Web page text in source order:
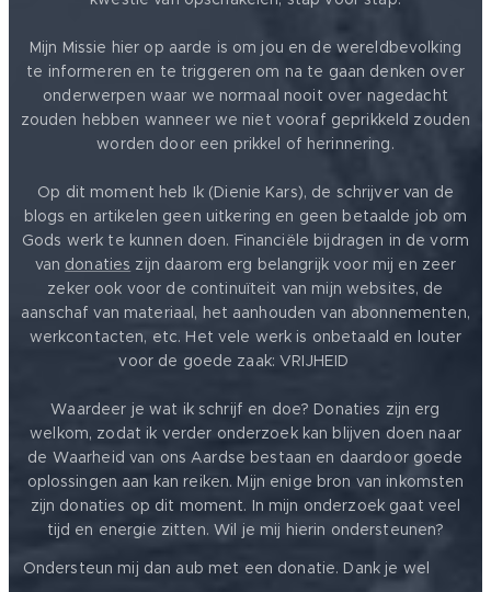
Mijn Missie hier op aarde is om jou en de wereldbevolking
te informeren en te triggeren om na te gaan denken over
onderwerpen waar we normaal nooit over nagedacht
zouden hebben wanneer we niet vooraf geprikkeld zouden
worden door een prikkel of herinnering.
Op dit moment heb Ik (Dienie Kars), de schrijver van de
blogs en artikelen geen uitkering en geen betaalde job om
Gods werk te kunnen doen. Financiële bijdragen in de vorm
van donaties zijn daarom erg belangrijk voor mij en zeer
zeker ook voor de continuïteit van mijn websites, de
aanschaf van materiaal, het aanhouden van abonnementen,
werkcontacten, etc. Het vele werk is onbetaald en louter
voor de goede zaak: VRIJHEID ❤️
Waardeer je wat ik schrijf en doe? Donaties zijn erg
welkom, zodat ik verder onderzoek kan blijven doen naar
de Waarheid van ons Aardse bestaan en daardoor goede
oplossingen aan kan reiken. Mijn enige bron van inkomsten
zijn donaties op dit moment. In mijn onderzoek gaat veel
tijd en energie zitten. Wil je mij hierin ondersteunen?
Ondersteun mij dan aub met een donatie. Dank je wel